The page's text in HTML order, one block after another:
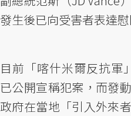
發生後已向受害者表達慰
目前「喀什米爾反抗軍
已公開宣稱犯案，而發
政府在當地「引入外來